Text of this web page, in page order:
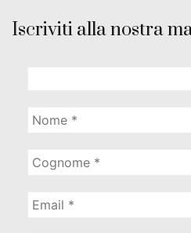
Iscriviti alla nostra